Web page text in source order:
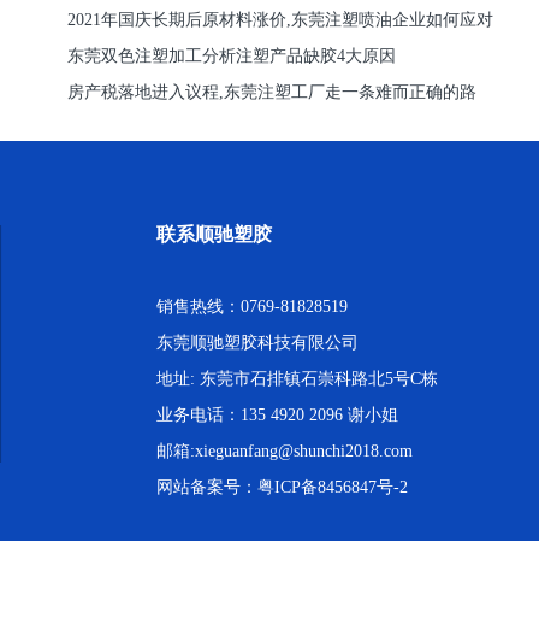
2021年国庆长期后原材料涨价,东莞注塑喷油企业如何应对
东莞双色注塑加工分析注塑产品缺胶4大原因
房产税落地进入议程,东莞注塑工厂走一条难而正确的路
联系顺驰塑胶
销售热线：0769-81828519
东莞顺驰塑胶科技有限公司
地址: 东莞市石排镇石崇科路北5号C栋
业务电话：135 4920 2096 谢小姐
邮箱:xieguanfang@shunchi2018.com
网站备案号： 粤ICP备8456847号-2